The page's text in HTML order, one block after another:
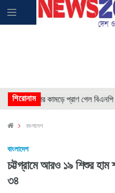
শিরোনাম
সময় সাপের কামড়ে প্রাণ গেল বিএনপি
বাংলাদেশ
বাংলাদেশ
চট্টগ্রামে আরও ১৯ শিশুর হাম
৩৪